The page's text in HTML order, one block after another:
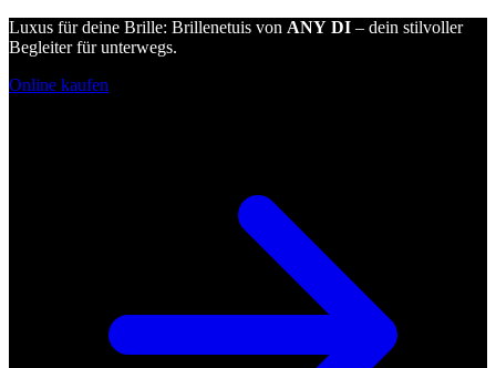
Luxus für deine Brille: Brillenetuis von ANY DI – dein stilvoller
Begleiter für unterwegs.
Online kaufen